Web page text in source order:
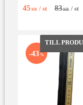
till 150 cm!
45KR / st 83KR / st
43 %